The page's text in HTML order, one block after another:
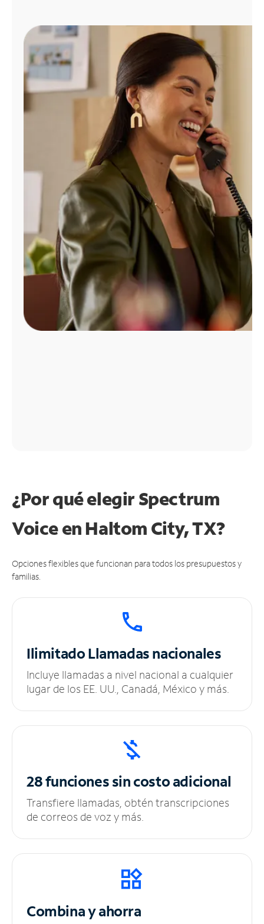
Administrar
cuenta
Encuentra
tienda
¿Por qué elegir Spectrum
Voice en Haltom City, TX?
Opciones flexibles que funcionan para todos los presupuestos y
familias.
IlimitadoLlamadas nacionales
Incluye llamadas a nivel nacional a cualquier
lugar de los EE. UU., Canadá, México y más.
28 funciones sincosto adicional
Transfiere llamadas, obtén transcripciones
de correos de voz y más.
Combina y ahorra